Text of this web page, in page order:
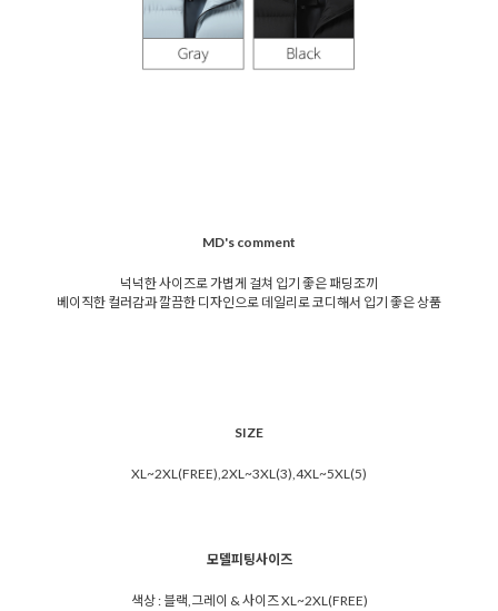
MD's comment
넉넉한 사이즈로 가볍게 걸쳐 입기 좋은 패딩조끼
베이직한 컬러감과 깔끔한 디자인으로 데일리로 코디해서 입기 좋은 상품
SIZE
XL~2XL(FREE),2XL~3XL(3),4XL~5XL(5)
모델피팅사이즈
색상 : 블랙,그레이 & 사이즈 XL~2XL(FREE)